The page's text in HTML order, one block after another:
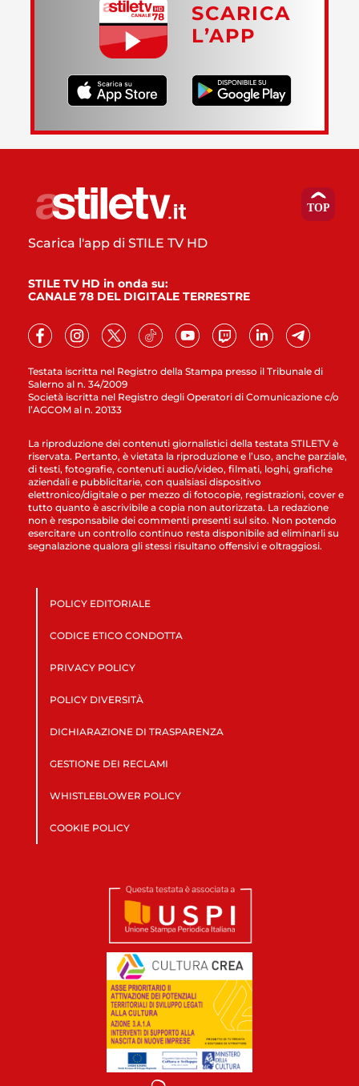
SCARICA
L’APP
Testata iscritta nel Registro della Stampa presso il Tribunale di
Salerno al n. 34/2009
Società iscritta nel Registro degli Operatori di Comunicazione c/o
l’AGCOM al n. 20133
Scarica l'app di STILE TV HD
STILE TV HD in onda su:
CANALE 78 DEL DIGITALE TERRESTRE
La riproduzione dei contenuti giornalistici della testata STILETV è
riservata. Pertanto, è vietata la riproduzione e l’uso, anche parziale,
di testi, fotografie, contenuti audio/video, filmati, loghi, grafiche
aziendali e pubblicitarie, con qualsiasi dispositivo
elettronico/digitale o per mezzo di fotocopie, registrazioni, cover e
tutto quanto è ascrivibile a copia non autorizzata. La redazione
non è responsabile dei commenti presenti sul sito. Non potendo
esercitare un controllo continuo resta disponibile ad eliminarli su
segnalazione qualora gli stessi risultano offensivi e oltraggiosi.
POLICY EDITORIALE
CODICE ETICO CONDOTTA
PRIVACY POLICY
POLICY DIVERSITÀ
DICHIARAZIONE DI TRASPARENZA
GESTIONE DEI RECLAMI
WHISTLEBLOWER POLICY
COOKIE POLICY